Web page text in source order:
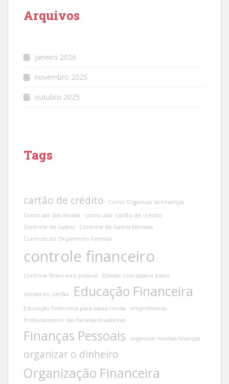
Arquivos
janeiro 2026
novembro 2025
outubro 2025
Tags
cartão de crédito
Como Organizar as Finanças
Como sair das dívidas
como usar cartão de crédito
Controle de Gastos
Controle de Gastos Mensais
Controle do Orçamento Familiar
controle financeiro
Controle financeiro pessoal Dívidas com salário baixo
dívidas no cartão Educação Financeira
Educação financeira para baixa renda
empréstimos
Endividamento das famílias brasileiras
Finanças Pessoais organizar minhas finanças
organizar o dinheiro
Organização Financeira